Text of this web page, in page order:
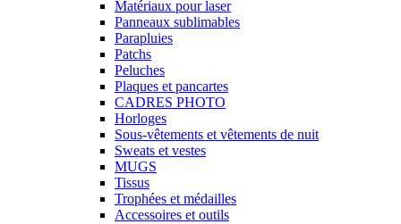
Matériaux pour laser
Panneaux sublimables
Parapluies
Patchs
Peluches
Plaques et pancartes
CADRES PHOTO
Horloges
Sous-vêtements et vêtements de nuit
Sweats et vestes
MUGS
Tissus
Trophées et médailles
Accessoires et outils